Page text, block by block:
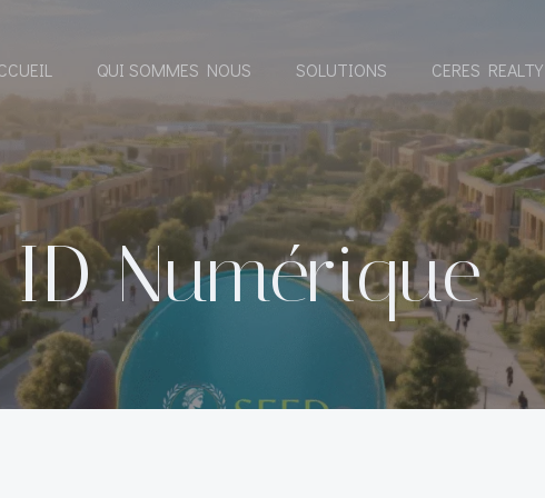
QUI SOMMES NOUS SOLUTIONS CERES REALTY
ID Numérique